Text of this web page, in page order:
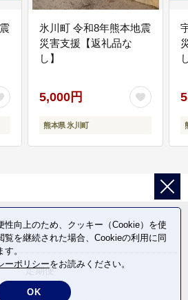
氷川町 令和8年熊本地震
災害支援【返礼品な
し】
5,000円
熊本県 氷川町
定期便
肉類
性向上のため、クッキー（Cookie）を使
覧を継続された場合、Cookieの利用に同
。
ーポリシーをお読みください。
OK